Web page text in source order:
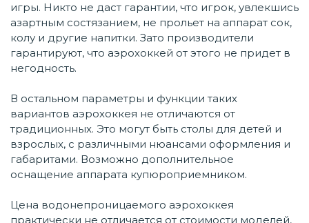
игры. Никто не даст гарантии, что игрок, увлекшись
азартным состязанием, не прольет на аппарат сок,
колу и другие напитки. Зато производители
гарантируют, что аэрохоккей от этого не придет в
негодность.
В остальном параметры и функции таких
вариантов аэрохоккея не отличаются от
традиционных. Это могут быть столы для детей и
взрослых, с различными нюансами оформления и
габаритами. Возможно дополнительное
оснащение аппарата купюроприемником.
Цена водонепроницаемого аэрохоккея
практически не отличается от стоимости моделей,